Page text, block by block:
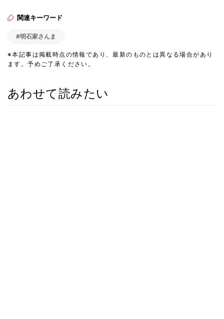
関連キーワード
#明石家さんま
※本記事は掲載時点の情報であり、最新のものとは異なる場合があり
ます。予めご了承ください。
あわせて読みたい